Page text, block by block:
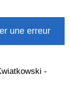
une erreur
-